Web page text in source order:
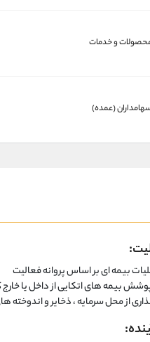
و خدمات
(عمده)
بیمه ای بر اساس پروانه فعالیت
بیمه های اتکایی از داخل یا
از محل سرمایه ، ذخایر و اندوخته